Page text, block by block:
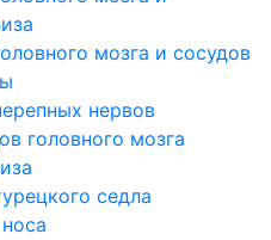
мозга и сосудов
нервов
головного мозга
седла